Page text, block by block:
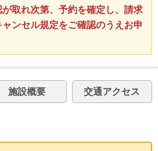
取れ次第、予約を確定し、請求
ンセル規定をご確認のうえお申
施設概要 交通アクセス